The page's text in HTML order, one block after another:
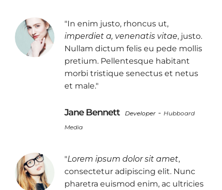
"In enim justo, rhoncus ut,
imperdiet a, venenatis vitae, justo.
Nullam dictum felis eu pede mollis
pretium. Pellentesque habitant
morbi tristique senectus et netus
et male."
Jane Bennett Developer - Hubboard
Media
"Lorem ipsum dolor sit amet,
consectetur adipiscing elit. Nunc
pharetra euismod enim, ac ultricies